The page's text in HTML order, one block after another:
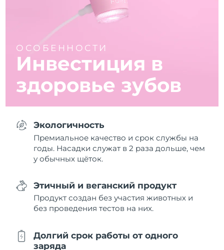
ОСОБЕННОСТИ
Инвестиция в
здоровье зубов
Экологичность
Премиальное качество и срок службы на
годы. Насадки служат в 2 раза дольше, чем
у обычных щёток.
Этичный и веганский продукт
Продукт создан без участия животных и
без проведения тестов на них.
Долгий срок работы от одного
заряда